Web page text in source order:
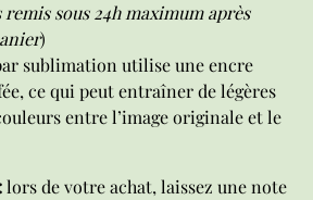
remis sous 24h maximum après
)
sublimation utilise une encre
ce qui peut entraîner de légères
entre l’image originale et le
lors de votre achat, laissez une note